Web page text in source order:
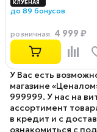
до 89 бонусов
розничная: 4 999 ₽
У Вас есть
магазине
999999. У нас на
ассортимент
в кредит и с
ознакомиться с